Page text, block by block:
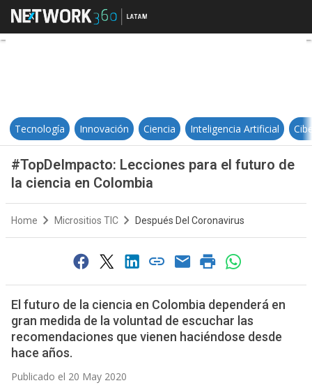
#TopDeImpacto: Lecciones para
Tecnología Innovación Ciencia Inteligencia Artificial
#TopDeImpacto: Lecciones para el futuro de
la ciencia en Colombia
Home Micrositios TIC Después Del Coronavirus
El futuro de la ciencia en Colombia dependerá en
gran medida de la voluntad de escuchar las
recomendaciones que vienen haciéndose desde
hace años.
Publicado el 20 May 2020